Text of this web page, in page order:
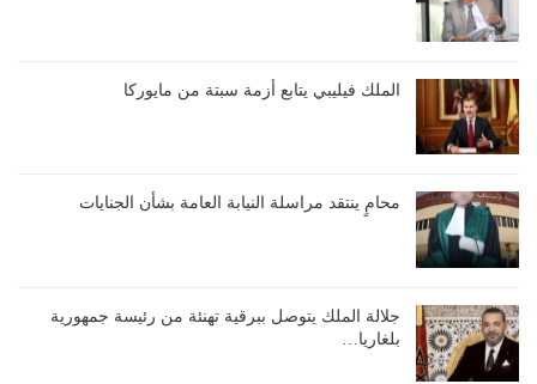
الملك فيليبي يتابع أزمة سبتة من مايوركا
محامٍ ينتقد مراسلة النيابة العامة بشأن الجنايات
جلالة الملك يتوصل ببرقية تهنئة من رئيسة جمهورية
بلغاريا…